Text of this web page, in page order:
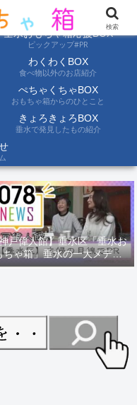
たちの目でみて聞いて伝えます
垂水おもちゃ箱応援BOX
ピックアップ#PR
わくわくBOX
食べ物以外のお店紹介
ぺちゃくちゃBOX
おもちゃ箱からのひとこと
きょろきょろBOX
垂水で発見したもの紹介
戸偉人館】垂水区「垂水お
ちゃ箱」垂水の一大メディ
？｜神戸の魅力を凸インタ
検索